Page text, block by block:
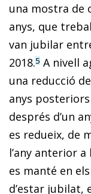
una mostra de
anys, que
van jubilar
2018.5 A nivell
una reducció
anys
després d’un
es redueix, de
l’any anterior
es manté en
d’estar jubilat,